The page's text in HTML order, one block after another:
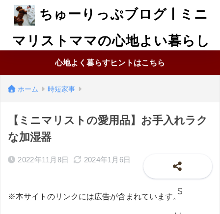
ちゅーりっぷブログ | ミニ
マリストママの心地よい暮らし
心地よく暮らすヒントはこちら
ホーム 時短家事
【ミニマリストの愛用品】お手入れラク
な加湿器
2022年11月8日 2024年1月6日
※本サイトのリンクには広告が含まれています。